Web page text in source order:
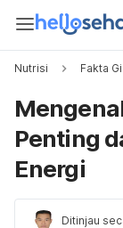
Nutrisi Fakta
Penting
Energi
Ditinjau